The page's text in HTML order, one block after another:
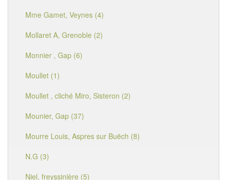
Mme Gamet, Veynes (4)
Mollaret A, Grenoble (2)
Monnier , Gap (6)
Moullet (1)
Moullet , cliché Miro, Sisteron (2)
Mounier, Gap (37)
Mourre Louis, Aspres sur Buëch (8)
N.G (3)
Niel, freyssinière (5)